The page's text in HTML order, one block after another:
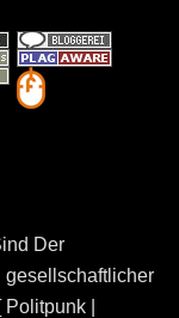
Der
gesellschaftlicher
|